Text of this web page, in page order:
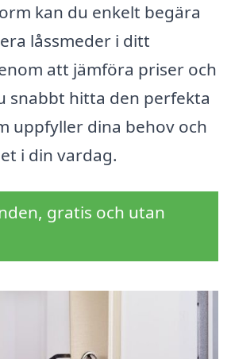
kan du enkelt begära
låssmeder i ditt
att jämföra priser och
snabbt hitta den perfekta
uppfyller dina behov och
i din vardag.
gratis och utan